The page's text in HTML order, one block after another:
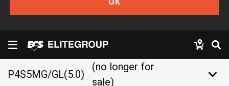
P4S5MG/GL(5.0)
(no longer for
sale)
keyboard_arrow_down